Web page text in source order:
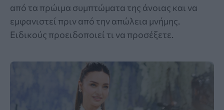
από τα πρώιμα συμπτώματα της άνοιας και να
εμφανιστεί πριν από την απώλεια μνήμης.
Ειδικούς προειδοποιεί τι να προσέξετε.